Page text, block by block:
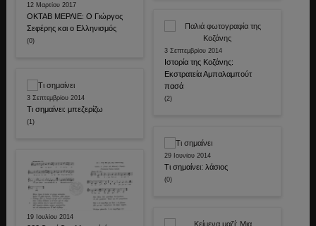
12 Μαρτίου 2017
ΟΚΤΑΒ ΜΕΡΛΙΕ: Ο Γιώργος
Σεφέρης και ο Ελληνισμός
(0)
3 Σεπτεμβρίου 2014
Τι σημαίνει: μπεζερίζω
(1)
19 Ιουλίου 2014
3 Σεπτεμβρίου 2014
Ιστορία της Κοζάνης:
Εκστρατεία Αμπαλαμπούτ
πασά
(2)
29 Ιουνίου 2014
Τι σημαίνει: λάσιος
(0)